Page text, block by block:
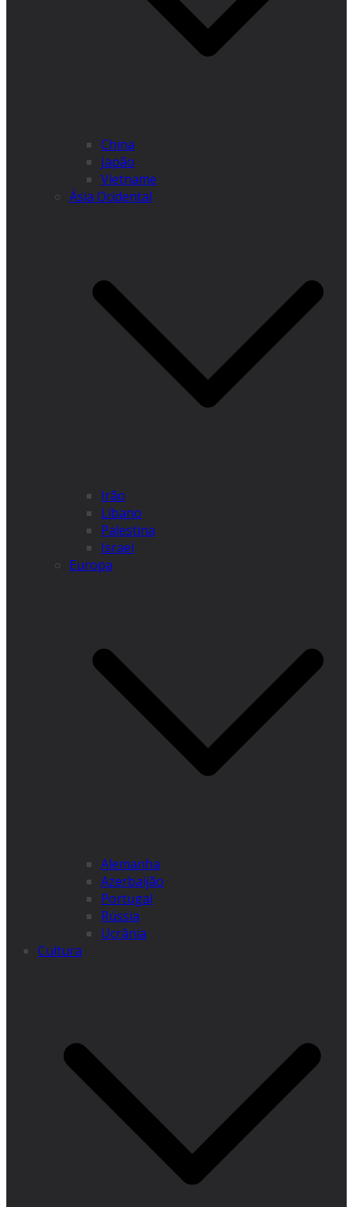
China
Japão
Vietname
Ásia Ocidental
Irão
Líbano
Palestina
Israel
Europa
Alemanha
Azerbaijão
Portugal
Rússia
Ucrânia
Cultura